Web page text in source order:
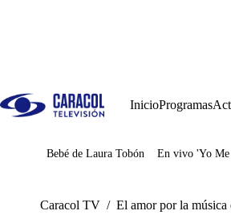
InicioProgramas
Juegos
Bebé de Laura Tobón En vivo 'Yo
Caracol TV / El amor por la